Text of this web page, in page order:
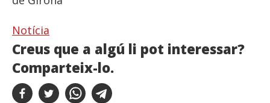
Notícia
Creus que a algú li pot interessar?
Comparteix-lo.